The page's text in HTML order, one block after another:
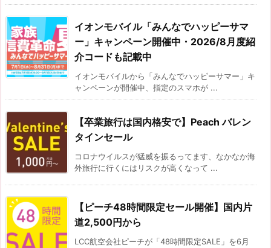
イオンモバイル「みんなでハッピーサマ
ー」キャンペーン開催中・2026/8月度紹
介コードも記載中
イオンモバイルから「みんなでハッピーサマー」キ
ャンペーンが開催中、指定のスマホが ...
【卒業旅行は国内格安で】Peach バレン
タインセール
コロナウイルスが猛威を振るってます、なかなか海
外旅行に行くにはリスクが高くなって ...
【ピーチ48時間限定セール開催】国内片
道2,500円から
LCC航空会社ピーチが「48時間限定SALE」を6月